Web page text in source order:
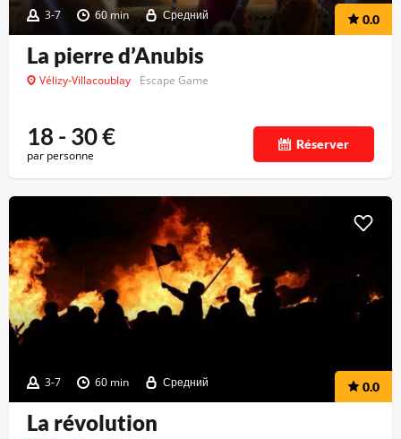
3-7 60 min Средний 0.0
La pierre d’Anubis
Vélizy-Villacoublay Escape Game
18 - 30€
par personne
Réserver
3-7 60 min Средний 0.0
La révolution